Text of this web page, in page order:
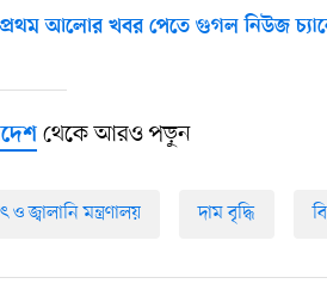
প্রথম আলোর খবর পেতে গুগল নিউজ
থেকে আরও পড়ুন
ও জ্বালানি মন্ত্রণালয় দাম বৃদ্ধি